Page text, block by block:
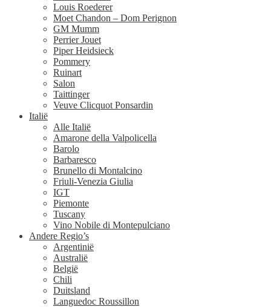
Louis Roederer
Moet Chandon – Dom Perignon
GM Mumm
Perrier Jouet
Piper Heidsieck
Pommery
Ruinart
Salon
Taittinger
Veuve Clicquot Ponsardin
Italië
Alle Italië
Amarone della Valpolicella
Barolo
Barbaresco
Brunello di Montalcino
Friuli-Venezia Giulia
IGT
Piemonte
Tuscany
Vino Nobile di Montepulciano
Andere Regio’s
Argentinië
Australië
België
Chili
Duitsland
Languedoc Roussillon